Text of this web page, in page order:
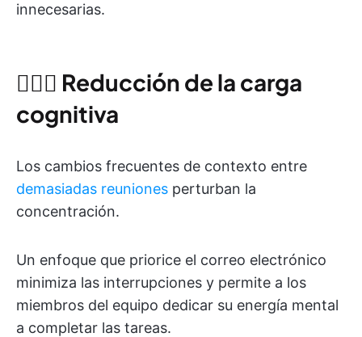
innecesarias.
🧘🏾‍♀️ Reducción de la carga
cognitiva
Los cambios frecuentes de contexto entre
demasiadas reuniones perturban la
concentración.
Un enfoque que priorice el correo electrónico
minimiza las interrupciones y permite a los
miembros del equipo dedicar su energía mental
a completar las tareas.